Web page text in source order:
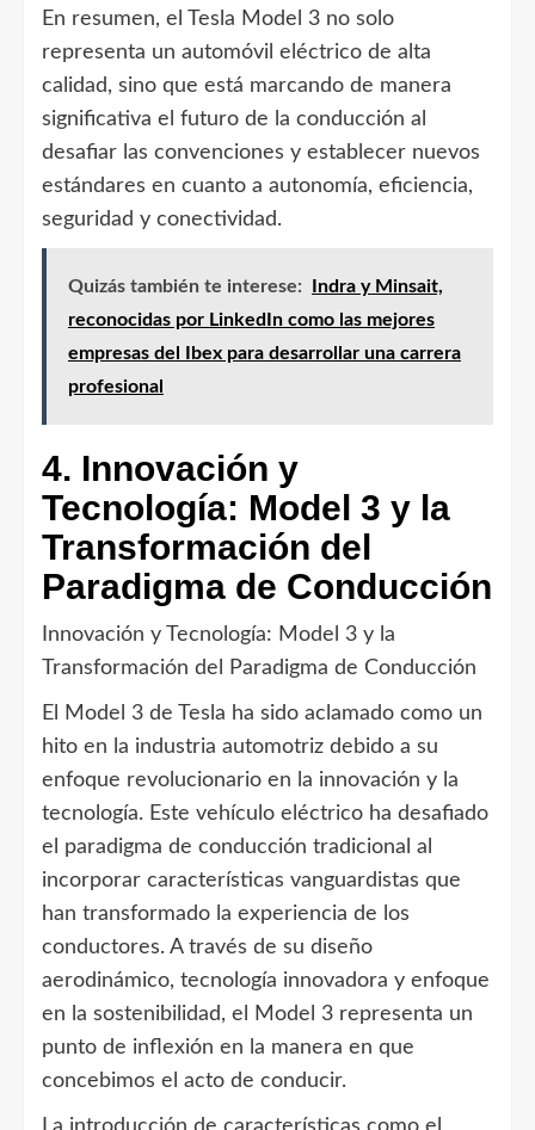
En resumen, el Tesla Model 3 no solo
representa un automóvil eléctrico de alta
calidad, sino que está marcando de manera
significativa el futuro de la conducción al
desafiar las convenciones y establecer nuevos
estándares en cuanto a autonomía, eficiencia,
seguridad y conectividad.
Quizás también te interese:
Indra y Minsait,
reconocidas por LinkedIn como las mejores
empresas del Ibex para desarrollar una carrera
profesional
4. Innovación y
Tecnología: Model 3 y la
Transformación del
Paradigma de Conducción
Innovación y Tecnología: Model 3 y la
Transformación del Paradigma de Conducción
El Model 3 de Tesla ha sido aclamado como un
hito en la industria automotriz debido a su
enfoque revolucionario en la innovación y la
tecnología. Este vehículo eléctrico ha desafiado
el paradigma de conducción tradicional al
incorporar características vanguardistas que
han transformado la experiencia de los
conductores. A través de su diseño
aerodinámico, tecnología innovadora y enfoque
en la sostenibilidad, el Model 3 representa un
punto de inflexión en la manera en que
concebimos el acto de conducir.